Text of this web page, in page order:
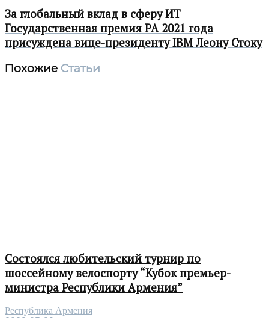
За глобальный вклад в сферу ИТ
Государственная премия РА 2021 года
присуждена вице-президенту IBM Леону Стоку
Похожие Статьи
Состоялся любительский турнир по
шоссейному велоспорту “Кубок премьер-
министра Республики Армения”
Республика Армения